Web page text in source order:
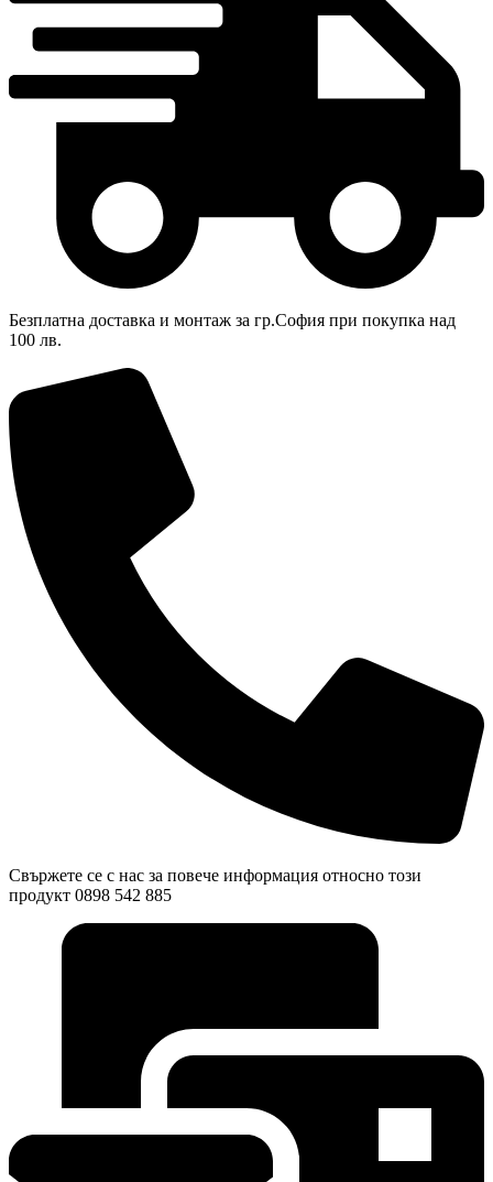
Безплатна доставка и монтаж за гр.София при покупка над
100 лв.
Свържете се с нас за повече информация относно този
продукт 0898 542 885